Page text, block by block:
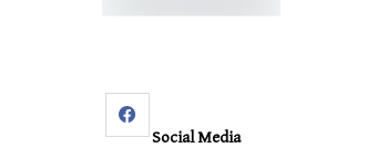
Social Media